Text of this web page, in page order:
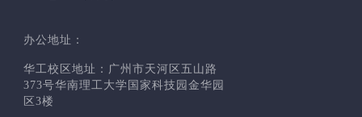
办公地址：
华工校区地址：广州市天河区五山路
373号华南理工大学国家科技园金华园
区3楼